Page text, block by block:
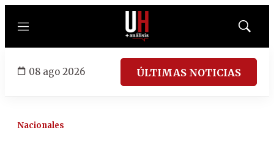
Menú
Mostrar
08 ago 2026 ÚLTIMAS NOTICIAS
Nacionales